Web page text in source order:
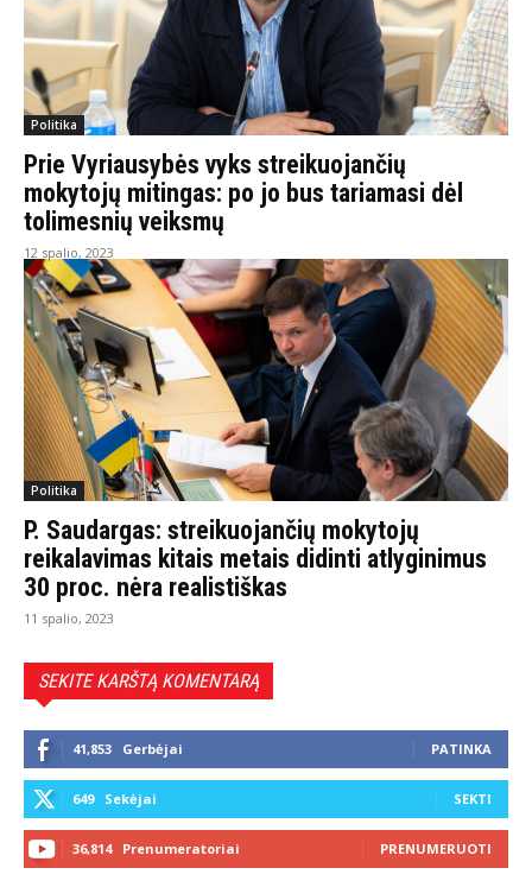
Politika
Prie Vyriausybės vyks streikuojančių
mokytojų mitingas: po jo bus tariamasi dėl
tolimesnių veiksmų
12 spalio, 2023
Politika
P. Saudargas: streikuojančių mokytojų
reikalavimas kitais metais didinti atlyginimus
30 proc. nėra realistiškas
11 spalio, 2023
SEKITE KARŠTĄ KOMENTARĄ
41,853 Gerbėjai PATINKA
649 Sekėjai SEKTI
36,814 Prenumeratoriai PRENUMERUOTI